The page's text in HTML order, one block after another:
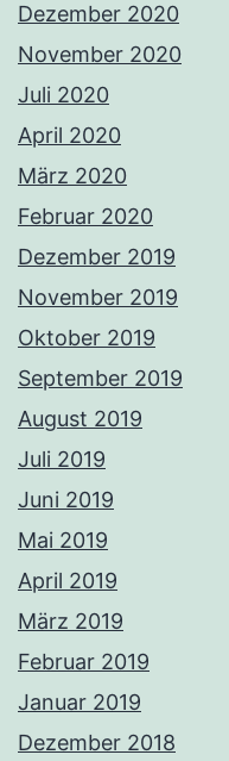
Dezember 2020
November 2020
Juli 2020
April 2020
März 2020
Februar 2020
Dezember 2019
November 2019
Oktober 2019
September 2019
August 2019
Juli 2019
Juni 2019
Mai 2019
April 2019
März 2019
Februar 2019
Januar 2019
Dezember 2018